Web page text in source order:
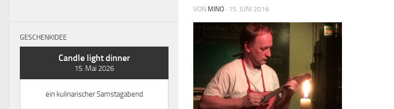
VON MINO · 15. JUNI 2016
GESCHENKIDEE
Candle light dinner
15. Mai 2026
ein kulinarischer Samstagabend